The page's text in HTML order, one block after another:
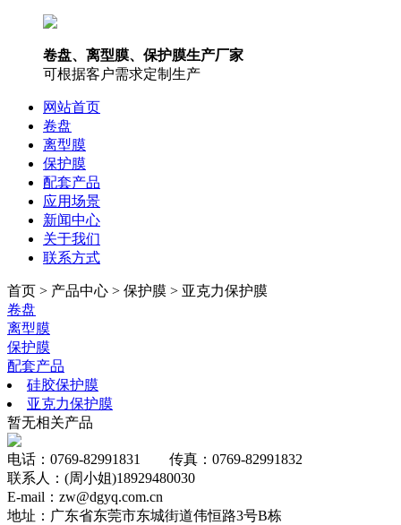
卷盘、离型膜、保护膜生产厂家
可根据客户需求定制生产
网站首页
卷盘
离型膜
保护膜
配套产品
应用场景
新闻中心
关于我们
联系方式
首页 > 产品中心 > 保护膜 > 亚克力保护膜
卷盘
离型膜
保护膜
配套产品
硅胶保护膜
亚克力保护膜
暂无相关产品
电话：0769-82991831 传真：0769-82991832
联系人：(周小姐)18929480030
E-mail：zw@dgyq.com.cn
地址：广东省东莞市东城街道伟恒路3号B栋